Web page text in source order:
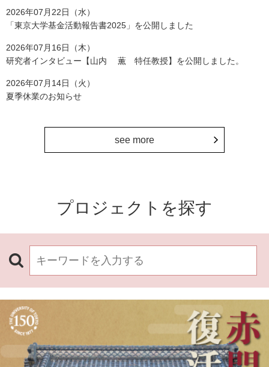
2026年07月22日（水）
「東京大学基金活動報告書2025」を公開しました
2026年07月16日（木）
研究者インタビュー【山内 薫 特任教授】を公開しました。
2026年07月14日（火）
夏季休業のお知らせ
see more
プロジェクトを探す